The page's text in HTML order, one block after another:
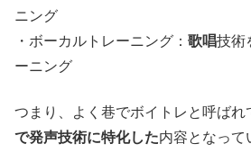
ニング
・ボーカルトレーニング： 歌唱技術
ーニング
つまり、よく巷でボイトレと呼ばれ
で発声技術に特化した内容となって